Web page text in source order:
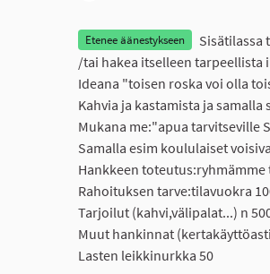
Etenee äänestykseen
Sisätilassa
/tai hakea itselleen tarpeellista
Ideana "toisen roska voi olla
Kahvia ja kastamista ja
Mukana me:"apua tarvitseville
Samalla esim koululaiset
Hankkeen
Rahoituksen tarve:tilavuokra
Tarjoilut (kahvi,välipalat...) n
Muut hankinnat
Lasten leikkinurkka 50